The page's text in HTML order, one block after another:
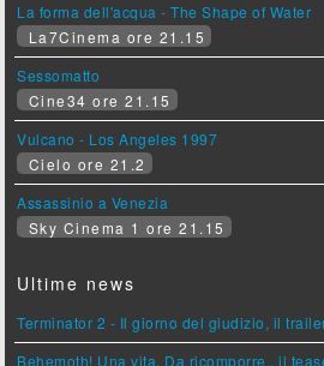
La forma dell'acqua - The Shape of Water
La7Cinema ore 21.15
Sessomatto
Cine34 ore 21.15
Vulcano - Los Angeles 1997
Cielo ore 21.2
Assassinio a Venezia
Sky Cinema 1 ore 21.15
Ultime news
Terminator 2 - Il giorno del giudizio, il
Behemoth! Una vita. Da ricomporre., il